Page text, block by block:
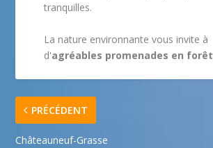
tranquilles.
La nature environnante vous invite à
d'agréables promenades en forêt
PRÉCÉDENT
Châteauneuf-Grasse